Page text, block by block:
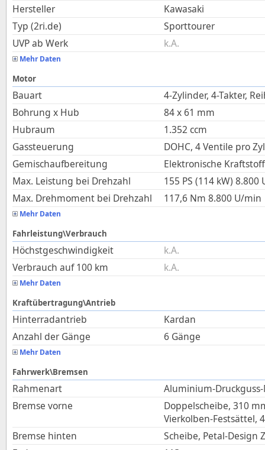
Hersteller
Kawasaki
Typ (2ri.de)
Sporttourer
UVP ab Werk
k.A.
Mehr Daten
Motor
Bauart
4-Zylinder, 4-Takter,
Bohrung x Hub
84x 61 mm
Hubraum
1.352 ccm
Gassteuerung
DOHC, 4 Ventile pro
Gemischaufbereitung
Elektronische
Max. Leistung bei Drehzahl
155 PS (114 kW) 8.800
Max. Drehmoment bei Drehzahl
117,6 Nm 8.800 U/min
Mehr Daten
Fahrleistung\Verbrauch
Höchstgeschwindigkeit
k.A.
Verbrauch auf 100 km
k.A.
Mehr Daten
Kraftübertragung\Antrieb
Hinterradantrieb
Kardan
Anzahl der Gänge
6 Gänge
Mehr Daten
Fahrwerk\Bremsen
Rahmenart
Aluminium-
Bremse vorne
Doppelscheibe, 310
Vierkolben-Festsättel,
Bremse hinten
Scheibe, Petal-Design